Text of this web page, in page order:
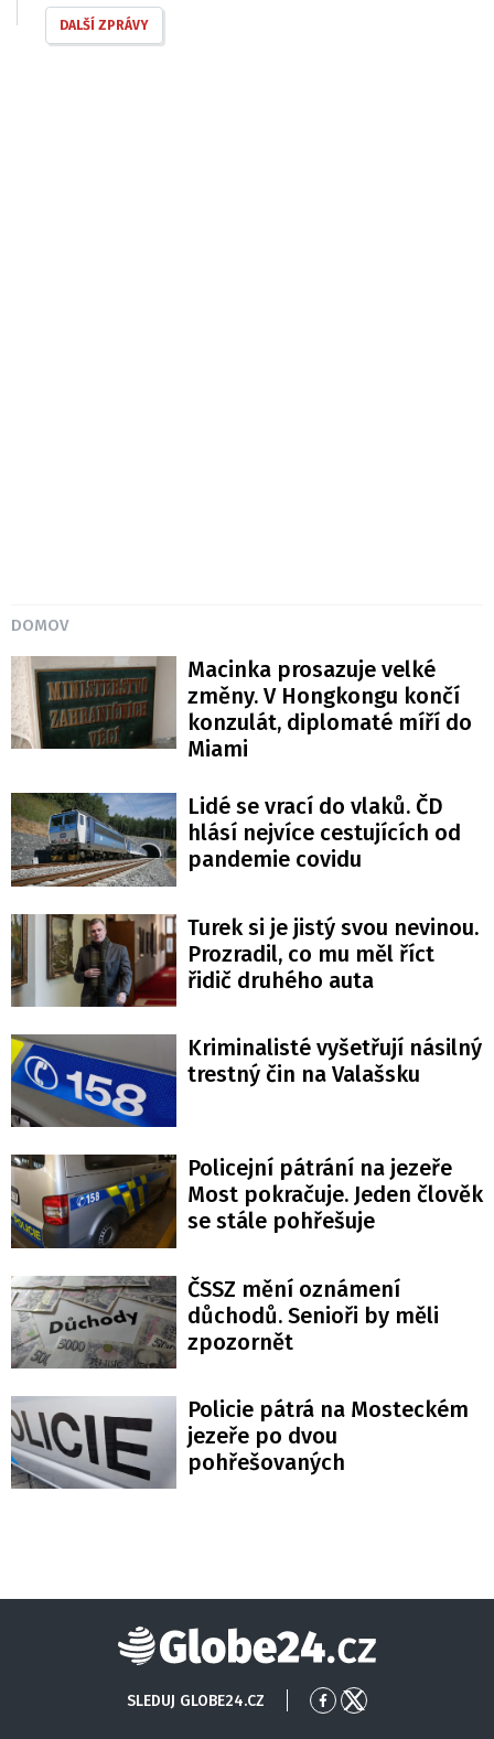
DALŠÍ ZPRÁVY
DOMOV
Macinka prosazuje velké
změny. V Hongkongu končí
konzulát, diplomaté míří do
Miami
Lidé se vrací do vlaků. ČD
hlásí nejvíce cestujících od
pandemie covidu
Turek si je jistý svou nevinou.
Prozradil, co mu měl říct
řidič druhého auta
Kriminalisté vyšetřují násilný
trestný čin na Valašsku
Policejní pátrání na jezeře
Most pokračuje. Jeden člověk
se stále pohřešuje
ČSSZ mění oznámení
důchodů. Senioři by měli
zpozornět
Policie pátrá na Mosteckém
jezeře po dvou
pohřešovaných
Globe24
SLEDUJ GLOBE24.CZ
PřejítPřejít